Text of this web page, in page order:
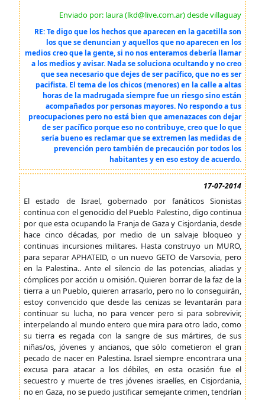
Enviado por: laura (lkd@live.com.ar) desde villaguay
RE: Te digo que los hechos que aparecen en la gacetilla son
los que se denuncian y aquellos que no aparecen en los
medios creo que la gente, si no nos enteramos debería llamar
a los medios y avisar. Nada se soluciona ocultando y no creo
que sea necesario que dejes de ser pacífico, que no es ser
pacifista. El tema de los chicos (menores) en la calle a altas
horas de la madrugada siempre fue un riesgo sino están
acompañados por personas mayores. No respondo a tus
preocupaciones pero no está bien que amenazaces con dejar
de ser pacífico porque eso no contribuye, creo que lo que
sería bueno es reclamar que se extremen las medidas de
prevención pero también de precaución por todos los
habitantes y en eso estoy de acuerdo.
17-07-2014
El estado de Israel, gobernado por fanáticos Sionistas
continua con el genocidio del Pueblo Palestino, digo continua
por que esta ocupando la Franja de Gaza y Cisjordania, desde
hace cinco décadas, por medio de un salvaje bloqueo y
continuas incursiones militares. Hasta construyo un MURO,
para separar APHATEID, o un nuevo GETO de Varsovia, pero
en la Palestina.. Ante el silencio de las potencias, aliadas y
cómplices por acción u omisión. Quieren borrar de la faz de la
tierra a un Pueblo, quieren arrasarlo, pero no lo conseguirán,
estoy convencido que desde las cenizas se levantarán para
continuar su lucha, no para vencer pero si para sobrevivir,
interpelando al mundo entero que mira para otro lado, como
su tierra es regada con la sangre de sus mártires, de sus
niñas/os, jóvenes y ancianos, que sólo cometieron el gran
pecado de nacer en Palestina. Israel siempre encontrara una
excusa para atacar a los débiles, en esta ocasión fue el
secuestro y muerte de tres jóvenes israelíes, en Cisjordania,
no en Gaza, no se puedo justificar semejante crimen, tendrían